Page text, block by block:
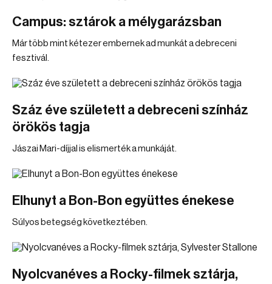
Campus: sztárok a mélygarázsban
Már több mint kétezer embernek ad munkát a debreceni
fesztivál.
Száz éve született a debreceni színház
örökös tagja
Jászai Mari-díjjal is elismerték a munkáját.
Elhunyt a Bon-Bon együttes énekese
Súlyos betegség következtében.
Nyolcvanéves a Rocky-filmek sztárja,